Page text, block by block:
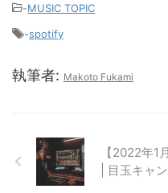
-MUSIC TOPIC
-spotify
執筆者: Makoto Fukami
【2022年1
| 目玉キャ